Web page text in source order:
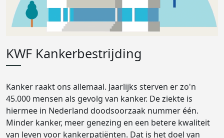
KWF Kankerbestrijding
Kanker raakt ons allemaal. Jaarlijks sterven er zo'n
45.000 mensen als gevolg van kanker. De ziekte is
hiermee in Nederland doodsoorzaak nummer één.
Minder kanker, meer genezing en een betere kwaliteit
van leven voor kankerpatiënten. Dat is het doel van